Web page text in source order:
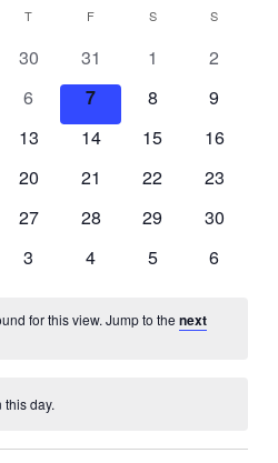
and
Views
T F SSaturday S
0
events
30
0
events
31
0
1
0
2
0
events
6
0
events
7
0
8
0
9
0
13
0
14
0
15
0
16
0
20
0
21
0
22
0
23
0
27
0
28
0
29
0
30
0
3
0
4
0
5
0
6
for this view. Jump to thenext
day.